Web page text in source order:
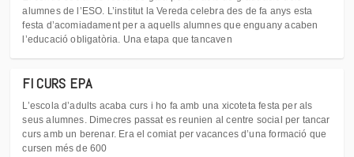
alumnes de l’ESO. L’institut la Vereda celebra des de fa anys esta
festa d’acomiadament per a aquells alumnes que enguany acaben
l’educació obligatòria. Una etapa que tancaven
FI CURS EPA
L’escola d’adults acaba curs i ho fa amb una xicoteta festa per als
seus alumnes. Dimecres passat es reunien al centre social per tancar
curs amb un berenar. Era el comiat per vacances d’una formació que
cursen més de 600